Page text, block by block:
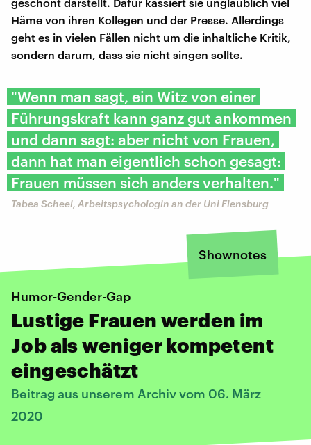
Häme von ihren Kollegen und der Presse. Allerdings
geht es in vielen Fällen nicht um die inhaltliche Kritik,
sondern darum, dass sie nicht singen sollte.
"Wenn man sagt, ein Witz von einer
Führungskraft kann ganz gut ankommen
und dann sagt: aber nicht von Frauen,
dann hat man eigentlich schon gesagt:
Frauen müssen sich anders verhalten."
Tabea Scheel, Arbeitspsychologin an der Uni Flensburg
Shownotes
Humor-Gender-Gap
Lustige Frauen werden im
Job als weniger kompetent
eingeschätzt
Beitrag aus unserem Archiv vom 06. März
2020